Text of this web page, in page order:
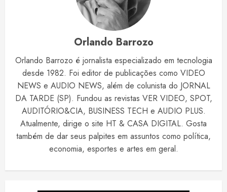
Orlando Barrozo
Orlando Barrozo é jornalista especializado em tecnologia
desde 1982. Foi editor de publicações como VIDEO
NEWS e AUDIO NEWS, além de colunista do JORNAL
DA TARDE (SP). Fundou as revistas VER VIDEO, SPOT,
AUDITÓRIO&CIA, BUSINESS TECH e AUDIO PLUS.
Atualmente, dirige o site HT & CASA DIGITAL. Gosta
também de dar seus palpites em assuntos como política,
economia, esportes e artes em geral.